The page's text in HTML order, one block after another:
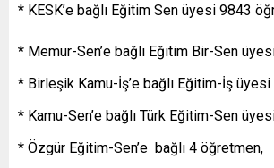
* KESK’e bağlı Eğitim Sen üyesi 9843
* Memur-Sen’e bağlı Eğitim Bir-Sen
* Birleşik Kamu-İş’e bağlı Eğitim-İş
* Kamu-Sen’e bağlı Türk Eğitim-Sen
* Özgür Eğitim-Sen’e bağlı 4 öğretmen,